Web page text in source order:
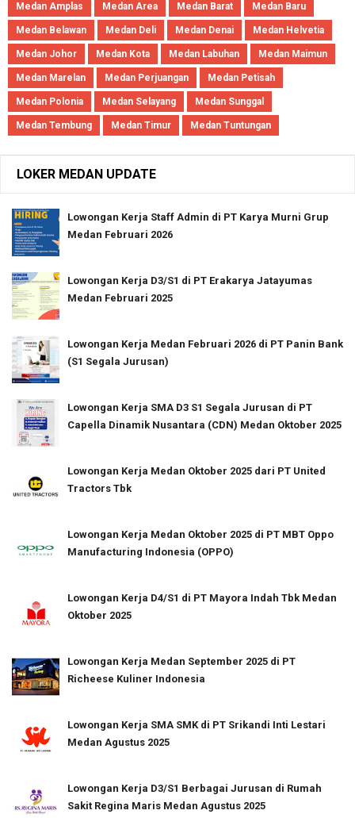
Medan Amplas Medan Area Medan Barat Medan Baru
Medan Belawan Medan Deli Medan Denai Medan Helvetia
Medan Johor Medan Kota Medan Labuhan Medan Maimun
Medan Marelan Medan Perjuangan Medan Petisah
Medan Polonia Medan Selayang Medan Sunggal
Medan Tembung Medan Timur Medan Tuntungan
LOKER MEDAN UPDATE
Lowongan Kerja Staff Admin di PT Karya Murni Grup
Medan Februari 2026
Lowongan Kerja D3/S1 di PT Erakarya Jatayumas
Medan Februari 2025
Lowongan Kerja Medan Februari 2026 di PT Panin Bank
(S1 Segala Jurusan)
Lowongan Kerja SMA D3 S1 Segala Jurusan di PT
Capella Dinamik Nusantara (CDN) Medan Oktober 2025
Lowongan Kerja Medan Oktober 2025 dari PT United
Tractors Tbk
Lowongan Kerja Medan Oktober 2025 di PT MBT Oppo
Manufacturing Indonesia (OPPO)
Lowongan Kerja D4/S1 di PT Mayora Indah Tbk Medan
Oktober 2025
Lowongan Kerja Medan September 2025 di PT
Richeese Kuliner Indonesia
Lowongan Kerja SMA SMK di PT Srikandi Inti Lestari
Medan Agustus 2025
Lowongan Kerja D3/S1 Berbagai Jurusan di Rumah
Sakit Regina Maris Medan Agustus 2025